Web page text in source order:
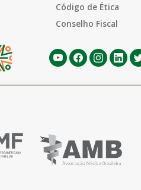
Código de Ética
Conselho Fiscal